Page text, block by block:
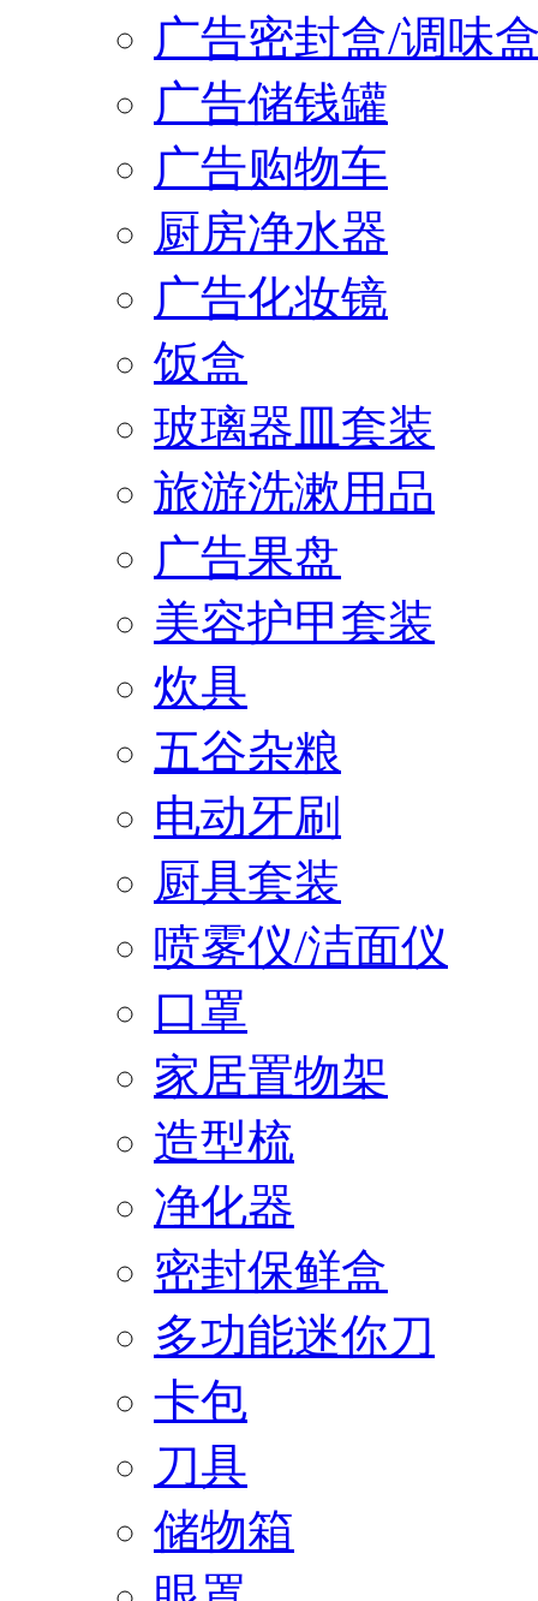
广告密封盒/调味
广告储钱罐
广告购物车
厨房净水器
广告化妆镜
饭盒
玻璃器皿套装
旅游洗漱用品
广告果盘
美容护甲套装
炊具
五谷杂粮
电动牙刷
厨具套装
喷雾仪/洁面仪
口罩
家居置物架
造型梳
净化器
密封保鲜盒
多功能迷你刀
卡包
刀具
储物箱